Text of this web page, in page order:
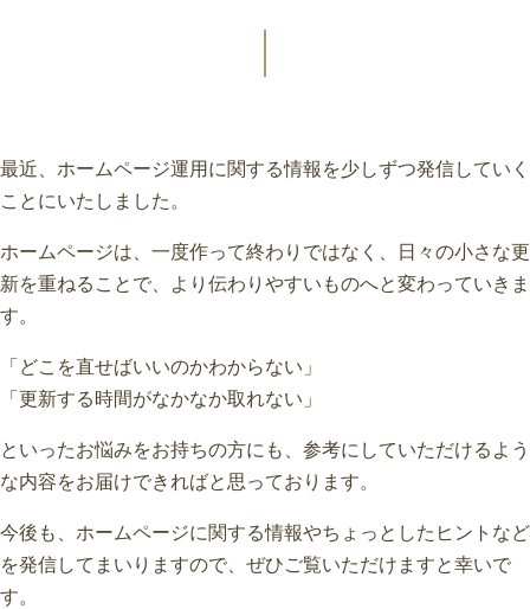
最近、ホームページ運用に関する情報を少しずつ発信していく
ことにいたしました。
ホームページは、一度作って終わりではなく、日々の小さな更
新を重ねることで、より伝わりやすいものへと変わっていきま
す。
「どこを直せばいいのかわからない」
「更新する時間がなかなか取れない」
といったお悩みをお持ちの方にも、参考にしていただけるよう
な内容をお届けできればと思っております。
今後も、ホームページに関する情報やちょっとしたヒントなど
を発信してまいりますので、ぜひご覧いただけますと幸いで
す。